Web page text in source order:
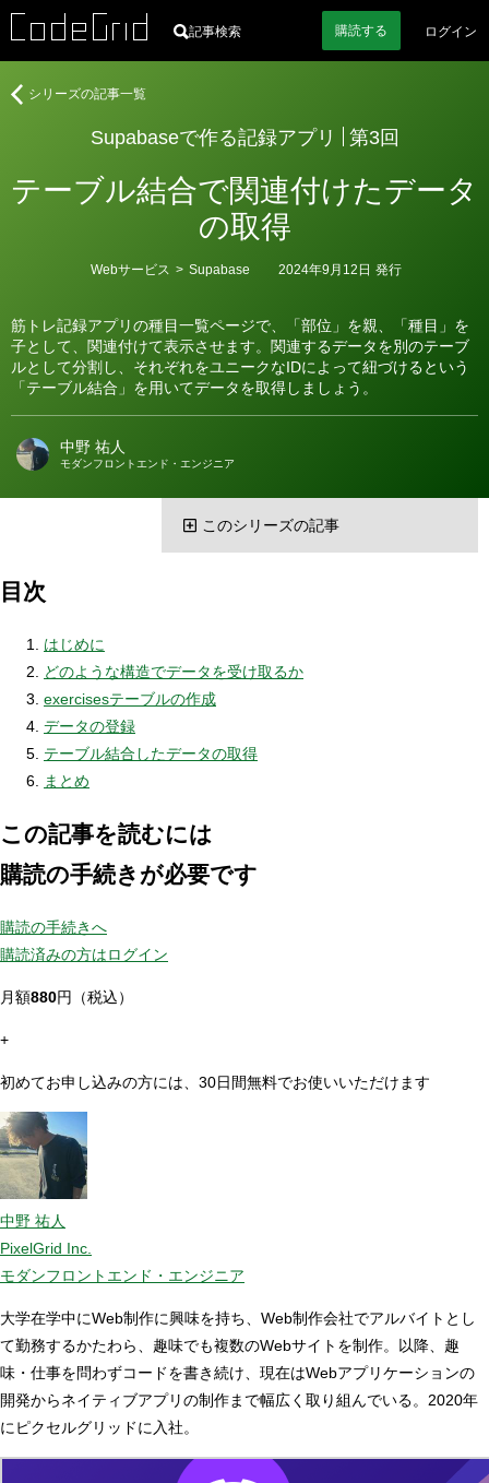
記事検索 購読する ログイン
Supabaseで作る記録アプリ 第3回
テーブル結合で関連付けたデータ
の取得
筋トレ記録アプリの種目一覧ページで、「部位」を親、「種目」を
子として、関連付けて表示させます。関連するデータを別のテーブ
ルとして分割し、それぞれをユニークなIDによって紐づけるという
「テーブル結合」を用いてデータを取得しましょう。
カ
ー
Webサービス > Supabase 2024年9月12日 発行
者
中野 祐人
モダンフロントエンド・エンジニア
Supabase
記
シリーズの記事一覧
このシリーズの記事
目次
はじめに
どのような構造でデータを受け取るか
exercisesテーブルの作成
データの登録
テーブル結合したデータの取得
まとめ
この記事を読むには
購読の手続きが必要です
購読の手続きへ
購読済みの方はログイン
月額880円（税込）
+
初めてお申し込みの方には、30日間無料でお使いいただけます
中野 祐人
PixelGrid Inc.
モダンフロントエンド・エンジニア
大学在学中にWeb制作に興味を持ち、Web制作会社でアルバイトとし
て勤務するかたわら、趣味でも複数のWebサイトを制作。以降、趣
味・仕事を問わずコードを書き続け、現在はWebアプリケーションの
開発からネイティブアプリの制作まで幅広く取り組んでいる。2020年
にピクセルグリッドに入社。